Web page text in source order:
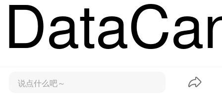
说点什么吧～